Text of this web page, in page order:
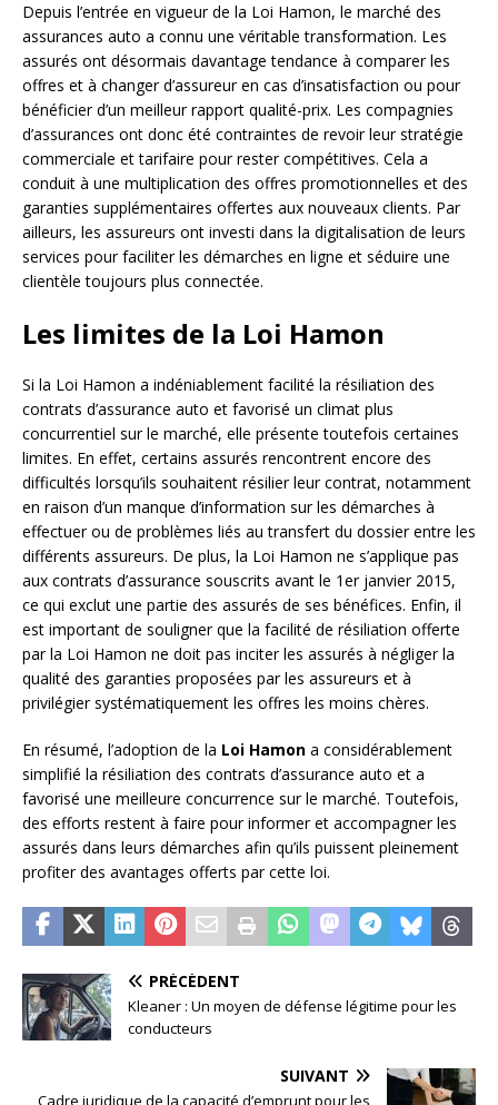
Depuis l’entrée en vigueur de la Loi Hamon, le marché des
assurances auto a connu une véritable transformation. Les
assurés ont désormais davantage tendance à comparer les
offres et à changer d’assureur en cas d’insatisfaction ou pour
bénéficier d’un meilleur rapport qualité-prix. Les compagnies
d’assurances ont donc été contraintes de revoir leur stratégie
commerciale et tarifaire pour rester compétitives. Cela a
conduit à une multiplication des offres promotionnelles et des
garanties supplémentaires offertes aux nouveaux clients. Par
ailleurs, les assureurs ont investi dans la digitalisation de leurs
services pour faciliter les démarches en ligne et séduire une
clientèle toujours plus connectée.
Les limites de la Loi Hamon
Si la Loi Hamon a indéniablement facilité la résiliation des
contrats d’assurance auto et favorisé un climat plus
concurrentiel sur le marché, elle présente toutefois certaines
limites. En effet, certains assurés rencontrent encore des
difficultés lorsqu’ils souhaitent résilier leur contrat, notamment
en raison d’un manque d’information sur les démarches à
effectuer ou de problèmes liés au transfert du dossier entre les
différents assureurs. De plus, la Loi Hamon ne s’applique pas
aux contrats d’assurance souscrits avant le 1er janvier 2015,
ce qui exclut une partie des assurés de ses bénéfices. Enfin, il
est important de souligner que la facilité de résiliation offerte
par la Loi Hamon ne doit pas inciter les assurés à négliger la
qualité des garanties proposées par les assureurs et à
privilégier systématiquement les offres les moins chères.
En résumé, l’adoption de la Loi Hamon a considérablement
simplifié la résiliation des contrats d’assurance auto et a
favorisé une meilleure concurrence sur le marché. Toutefois,
des efforts restent à faire pour informer et accompagner les
assurés dans leurs démarches afin qu’ils puissent pleinement
profiter des avantages offerts par cette loi.
PRÉCÉDENT
Kleaner : Un moyen de défense légitime pour les
conducteurs
SUIVANT
Cadre juridique de la capacité d’emprunt pour les